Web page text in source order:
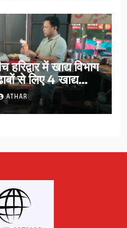
में खाद्य विभाग
से लिए 4 खाद्य
ATHAR